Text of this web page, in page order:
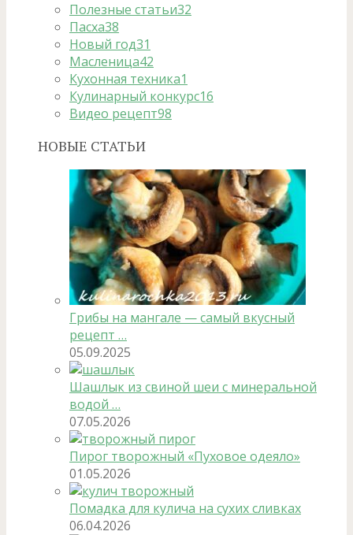
Полезные статьи32
Пасха38
Новый год31
Масленица42
Кухонная техника1
Кулинарный конкурс16
Видео рецепт98
НОВЫЕ СТАТЬИ
Грибы на мангале — самый вкусный
рецепт …
05.09.2025
Шашлык из свиной шеи с минеральной
водой …
07.05.2026
Пирог творожный «Пуховое одеяло»
01.05.2026
Помадка для кулича на сухих сливках
06.04.2026